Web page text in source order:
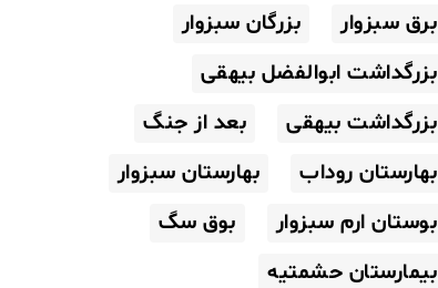
برق سبزوار
بزرگان سبزوار
بزرگداشت ابوالفضل بیهقی
بزرگداشت بیهقی
بعد از جنگ
بهارستان روداب
بهارستان سبزوار
بوستان ارم سبزوار
بوق سگ
بیمارستان حشمتیه